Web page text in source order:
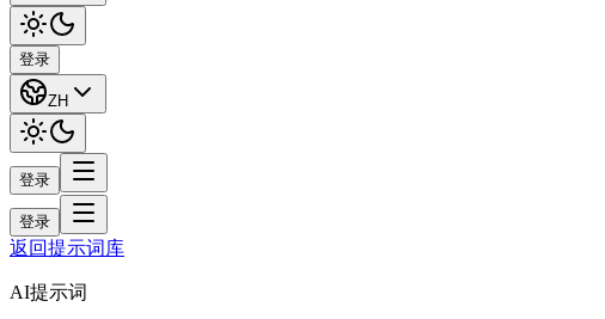
登录
ZH
登录
登录
返回提示词库
AI提示词